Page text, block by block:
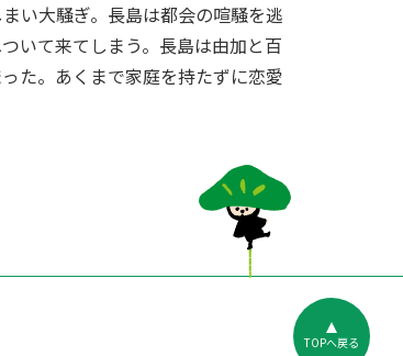
い大騒ぎ。長島は都会の喧騒を逃
いて来てしまう。長島は由加と百
た。あくまで家庭を持たずに恋愛
TOPへ戻る